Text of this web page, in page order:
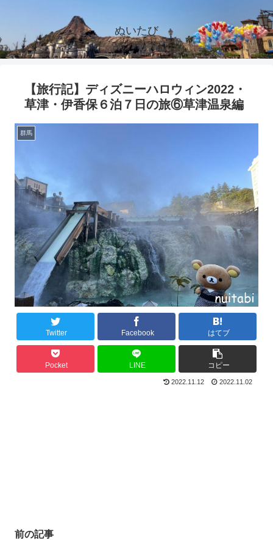
ぬいたび
【旅行記】ディズニーハロウィン2022・
草津・伊香保６泊７日の旅⑥草津温泉編
群馬
Twitter Facebook はてブ
Pocket LINE コピー
2022.11.12 2022.11.02
前の記事